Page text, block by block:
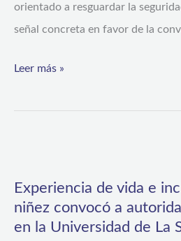
orientado a resguardar la
señal concreta en favor de la
de
la
Leer más »
Experiencia de vida e
niñez convocó a
en la Universidad de La
vida